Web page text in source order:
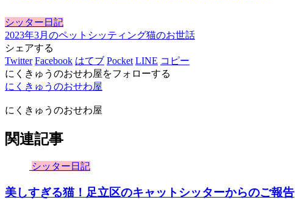
シッター日記
2023年3月のペットシッティング猫のお世話
シェアする
Twitter Facebook はてブ Pocket LINE コピー
にくきゅうのおせわ屋をフォローする
にくきゅうのおせわ屋
にくきゅうのおせわ屋
関連記事
シッター日記
美しすぎる猫！足立区のキャットシッターからのご報告